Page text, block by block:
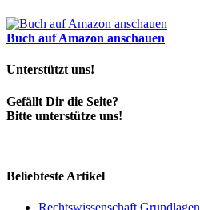
Buch auf Amazon anschauen
Unterstützt uns!
Gefällt Dir die Seite?
Bitte unterstütze uns!
Beliebteste Artikel